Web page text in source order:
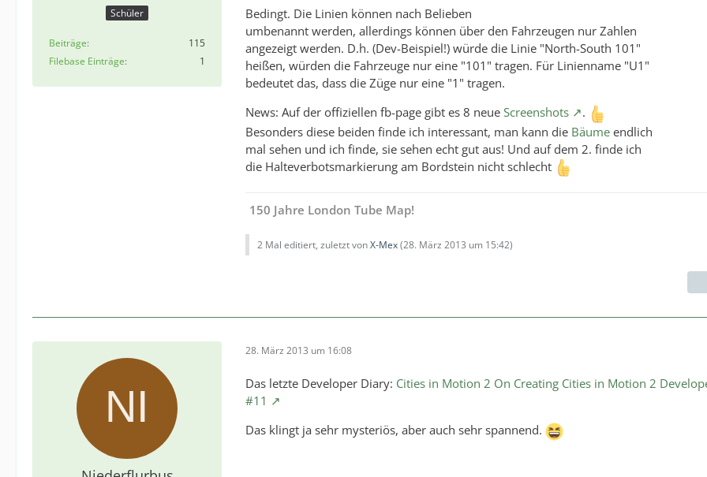
Schüler
Beiträge
115
Filebase Einträge
1
Bedingt. Die Linien können nach Belieben
umbenannt werden, allerdings können über den Fahrzeugen nur Zahlen
angezeigt werden. D.h. (Dev-Beispiel!) würde die Linie "North-South 101"
heißen, würden die Fahrzeuge nur eine "101" tragen. Für Linienname "U1"
bedeutet das, dass die Züge nur eine "1" tragen.
News: Auf der offiziellen fb-page gibt es 8 neue Screenshots
.
Besonders diese beiden finde ich interessant, man kann die Bäume endlich
mal sehen und ich finde, sie sehen echt gut aus! Und auf dem 2. finde ich
die Halteverbotsmarkierung am Bordstein nicht schlecht
150 Jahre London Tube Map!
2 Mal editiert, zuletzt vonX-Mex(28. März 2013 um 15:42)
28. März 2013 um 16:08
Das letzte Developer Diary: Cities in Motion 2 On Creating Cities in Motion 2
#11
Das klingt ja sehr mysteriös, aber auch sehr spannend.